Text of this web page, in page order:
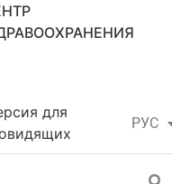
РУС
ҚАЗ
для